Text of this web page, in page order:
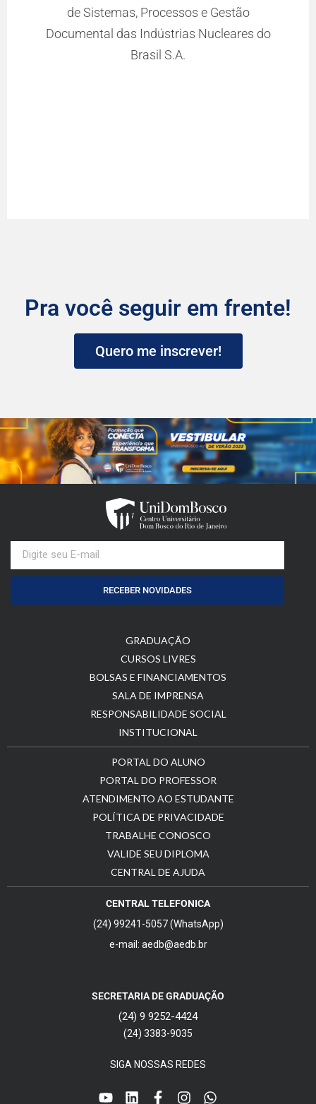
Processos e Gestão
das Indústrias Nucleares do
Pra você seguir em frente!
Quero me inscrever!
RECEBER NOVIDADES
GRADUAÇÃO
CURSOS LIVRES
BOLSAS E FINANCIAMENTOS
SALA DE IMPRENSA
RESPONSABILIDADE SOCIAL
INSTITUCIONAL
PORTAL DO ALUNO
PORTAL DO PROFESSOR
ATENDIMENTO AO ESTUDANTE
POLÍTICA DE PRIVACIDADE
TRABALHE CONOSCO
VALIDE SEU DIPLOMA
CENTRAL DE AJUDA
CENTRAL TELEFONICA
(24) 99241-5057 (WhatsApp)
e-mail: aedb@aedb.br
SECRETARIA DE GRADUAÇÃO
(24) 9 9252-4424
(24) 3383-9035
SIGA NOSSAS REDES